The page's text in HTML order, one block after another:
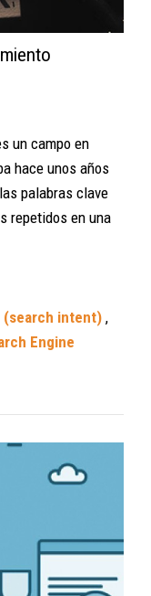
un campo en
hace unos años
palabras clave
repetidos en una
(search intent) ,
Engine